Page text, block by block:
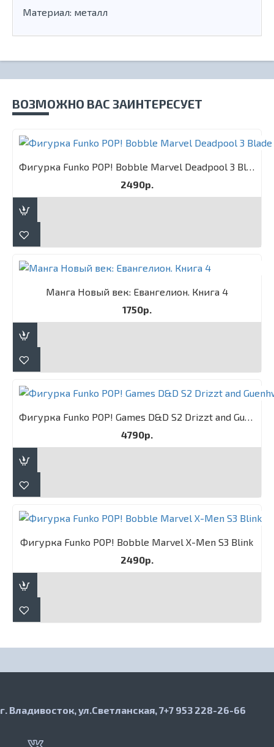
Материал: металл
ВОЗМОЖНО ВАС ЗАИНТЕРЕСУЕТ
Фигурка Funko POP! Bobble Marvel Deadpool 3 Blade
2490р.
Манга Новый век: Евангелион. Книга 4
1750р.
Фигурка Funko POP! Games D&D S2 Drizzt and Guenhwyvar 2PK
4790р.
Фигурка Funko POP! Bobble Marvel X-Men S3 Blink
2490р.
г. Владивосток, ул.Светланская, 7+7 953 228-26-66